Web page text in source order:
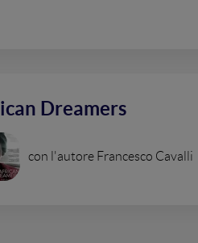
Dreamers
con l'autore Francesco Cavalli